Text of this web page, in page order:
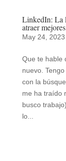
LinkedIn: La
atraer
May 24, 2023
Que te hable
nuevo.
con la
me ha traído
busco
lo...